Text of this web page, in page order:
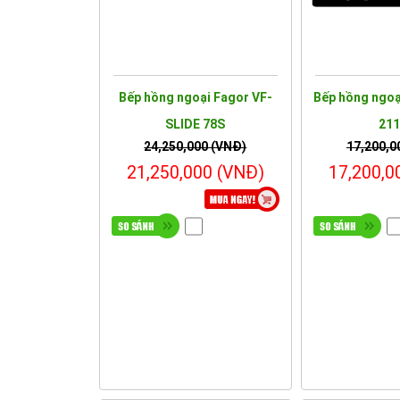
Bếp hồng ngoại Fagor VF-
SLIDE 78S
24,250,000 (VNĐ)
21,250,000 (VNĐ)
Bếp hồng